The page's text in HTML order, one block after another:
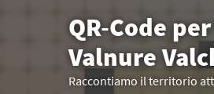
QR-Code
Valnure
Raccontiamo il territorio